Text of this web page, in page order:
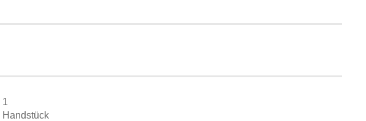
1
Handstück